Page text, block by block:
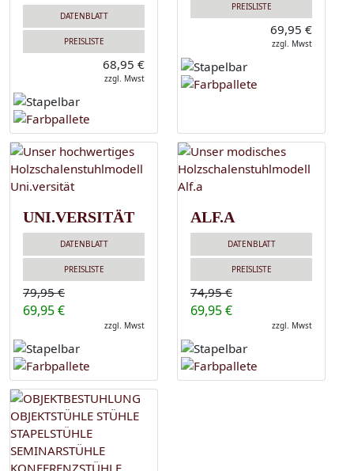
DATENBLATT
PREISLISTE
68,95 €
zzgl. Mwst
PREISLISTE
69,95 €
zzgl. Mwst
UNI.VERSITÄT
DATENBLATT
PREISLISTE
79,95 €
69,95 €
zzgl. Mwst
ALF.A
DATENBLATT
PREISLISTE
74,95 €
69,95 €
zzgl. Mwst